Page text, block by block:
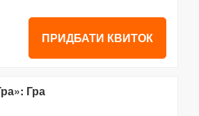
ПРИДБАТИ КВИТОК
Гра